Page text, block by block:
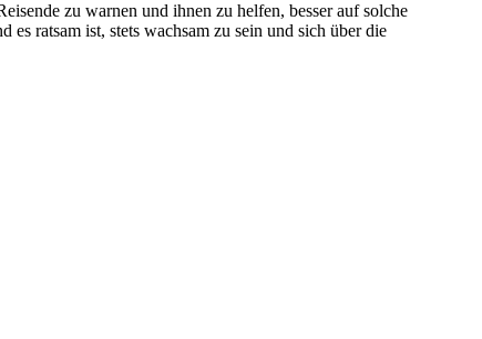
zu warnen und ihnen zu helfen, besser auf solche
ratsam ist, stets wachsam zu sein und sich über die